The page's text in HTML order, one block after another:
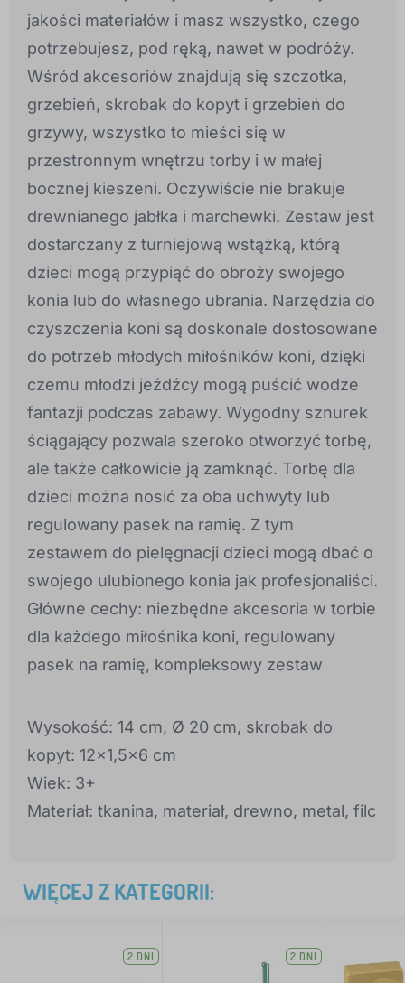
jakości materiałów i masz wszystko, czego
potrzebujesz, pod ręką, nawet w podróży.
Wśród akcesoriów znajdują się szczotka,
grzebień, skrobak do kopyt i grzebień do
grzywy, wszystko to mieści się w
przestronnym wnętrzu torby i w małej
bocznej kieszeni. Oczywiście nie brakuje
drewnianego jabłka i marchewki. Zestaw jest
dostarczany z turniejową wstążką, którą
dzieci mogą przypiąć do obroży swojego
konia lub do własnego ubrania. Narzędzia do
czyszczenia koni są doskonale dostosowane
do potrzeb młodych miłośników koni, dzięki
czemu młodzi jeźdźcy mogą puścić wodze
fantazji podczas zabawy. Wygodny sznurek
ściągający pozwala szeroko otworzyć torbę,
ale także całkowicie ją zamknąć. Torbę dla
dzieci można nosić za oba uchwyty lub
regulowany pasek na ramię. Z tym
zestawem do pielęgnacji dzieci mogą dbać o
swojego ulubionego konia jak profesjonaliści.
Główne cechy: niezbędne akcesoria w torbie
dla każdego miłośnika koni, regulowany
pasek na ramię, kompleksowy zestaw
Wysokość: 14 cm, Ø 20 cm, skrobak do
kopyt: 12x1,5x6 cm
Wiek: 3+
Materiał: tkanina, materiał, drewno, metal, filc
WIĘCEJ Z KATEGORII:
2 DNI 2 DNI